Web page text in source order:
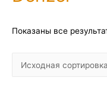
Показаны все